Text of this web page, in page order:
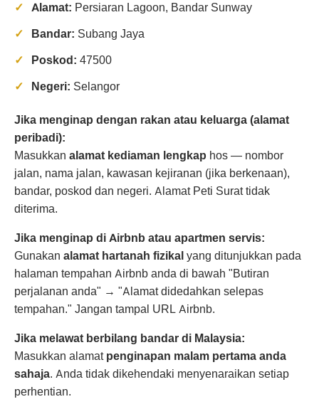
Alamat: Persiaran Lagoon, Bandar Sunway
Bandar: Subang Jaya
Poskod: 47500
Negeri: Selangor
Jika menginap dengan rakan atau keluarga (alamat
peribadi):
Masukkan alamat kediaman lengkap hos — nombor
jalan, nama jalan, kawasan kejiranan (jika berkenaan),
bandar, poskod dan negeri. Alamat Peti Surat tidak
diterima.
Jika menginap di Airbnb atau apartmen servis:
Gunakan alamat hartanah fizikalyang ditunjukkan pada
halaman tempahan Airbnb anda di bawah "Butiran
perjalanan anda" → "Alamat didedahkan selepas
tempahan." Jangan tampal URL Airbnb.
Jika melawat berbilang bandar di Malaysia:
Masukkan alamatpenginapan malam pertama anda
sahaja. Anda tidak dikehendaki menyenaraikan setiap
perhentian.